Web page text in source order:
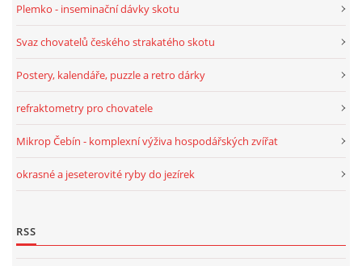
Plemko - inseminační dávky skotu
Svaz chovatelů českého strakatého skotu
Postery, kalendáře, puzzle a retro dárky
refraktometry pro chovatele
Mikrop Čebín - komplexní výživa hospodářských zvířat
okrasné a jeseterovité ryby do jezírek
RSS